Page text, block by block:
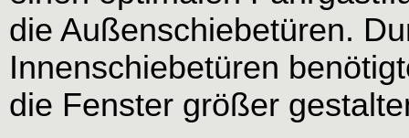
die Außenschiebetüren.
Innenschiebetüren
die Fenster größer